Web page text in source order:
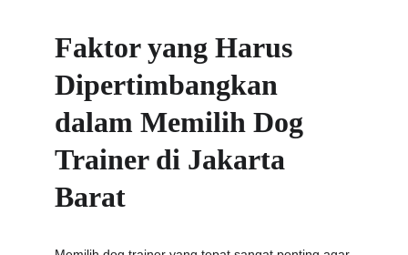
Faktor yang Harus
Dipertimbangkan
dalam Memilih Dog
Trainer di Jakarta
Barat